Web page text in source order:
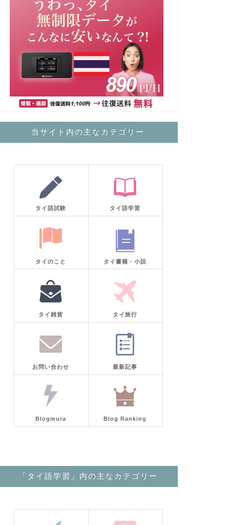
当サイト内の主なカテゴリー
タイ語試験 タイ語学習
タイのこと タイ書籍・小説
タイ雑貨 タイ旅行
お問い合わせ 最新記事
Blogmura Blog Ranking
「タイ語学習」内の主なカテゴリー